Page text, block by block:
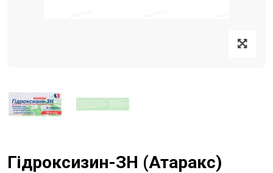
Гідроксизин-ЗН (Атаракс)